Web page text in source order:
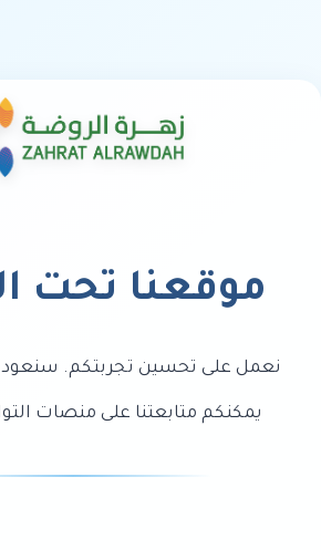
موقعنا تحت
نعمل على تحسين تجربتكم. سنعود
يمكنكم متابعتنا على منصات